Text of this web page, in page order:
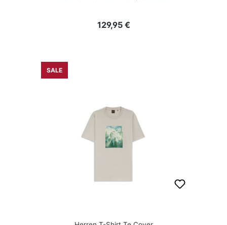
Regulärer Preis:
129,95 €
SALE